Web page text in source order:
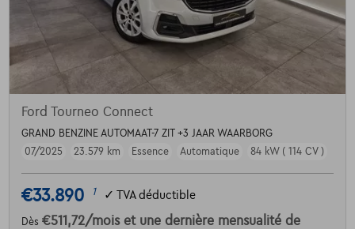
Ford Tourneo Connect
GRAND BENZINE AUTOMAAT-7 ZIT +3 JAAR WAARBORG
07/2025
23.579 km Essence Automatique 84 kW ( 114 CV )
€33.890 1 ✓ TVA déductible
Dès €511,72/mois et une dernière mensualité de